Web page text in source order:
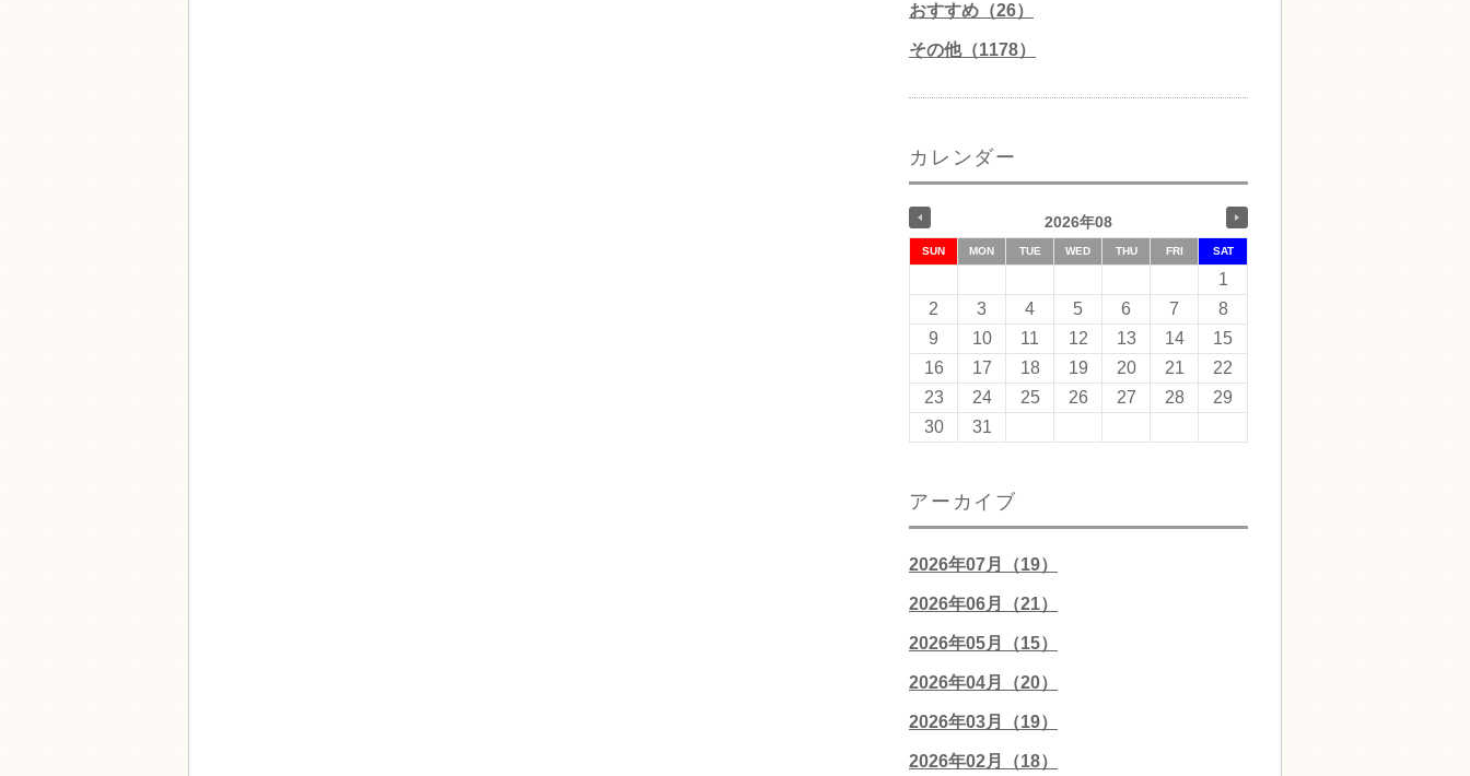
おすすめ（26）
その他（1178）
カレンダー
2026年08
SUN MON TUE WED THU FRI SAT
1
2
3 4 5 6 7
8
9
10 11 12 13 14
15
16
17 18 19 20 21
22
23
24 25 26 27 28
29
30
31
アーカイブ
2026年07月（19）
2026年06月（21）
2026年05月（15）
2026年04月（20）
2026年03月（19）
2026年02月（18）